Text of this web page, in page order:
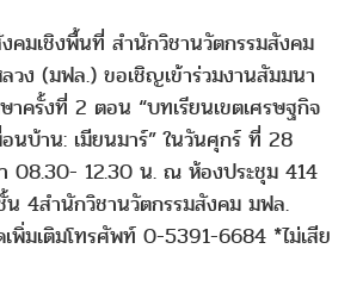
คมเชิงพื้นที่ สำนักวิชานวัตกรรมสังคม
วง (มฟล.) ขอเชิญเข้าร่วมงานสัมมนา
าครั้งที่ 2 ตอน “บทเรียนเขตเศรษฐกิจ
นบ้าน: เมียนมาร์” ในวันศุกร์ ที่ 28
08.30- 12.30 น. ณ ห้องประชุม 414
น 4สำนักวิชานวัตกรรมสังคม มฟล.
พิ่มเติมโทรศัพท์ 0-5391-6684 *ไม่เสีย